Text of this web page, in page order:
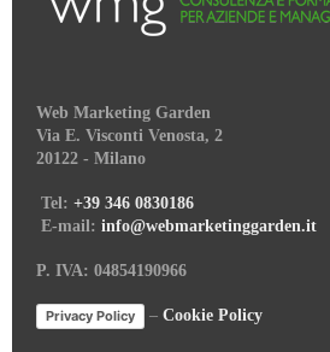
Web Marketing Garden
Via E. Visconti Venosta, 2
20122 - Milano
Tel: +39 346 0830186
E-mail: info@webmarketinggarden.it
P. IVA: 04854190966
Privacy Policy – Cookie Policy